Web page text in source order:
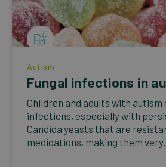
Autism
Fungal infections in
Children and adults with
infections, especially with
Candida yeasts that are
medications, making them very...